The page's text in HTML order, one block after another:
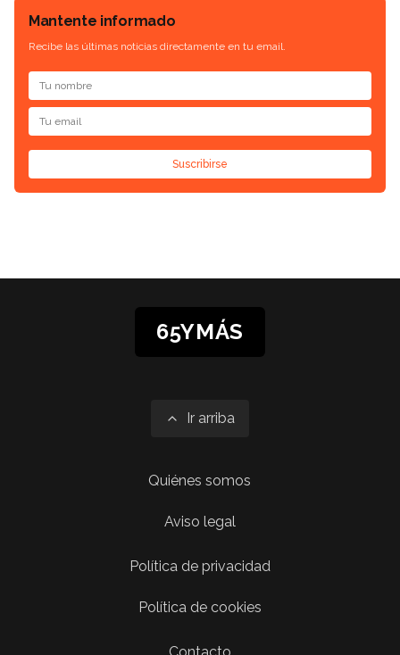
Mantente informado
Recibe las últimas noticias directamente en tu email.
Suscribirse
65YMÁS
Ir arriba
Quiénes somos
Aviso legal
Política de privacidad
Política de cookies